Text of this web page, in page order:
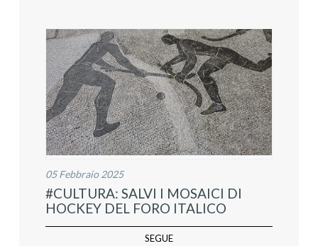
05 Febbraio 2025
#CULTURA: SALVI I MOSAICI DI
HOCKEY DEL FORO ITALICO
SEGUE